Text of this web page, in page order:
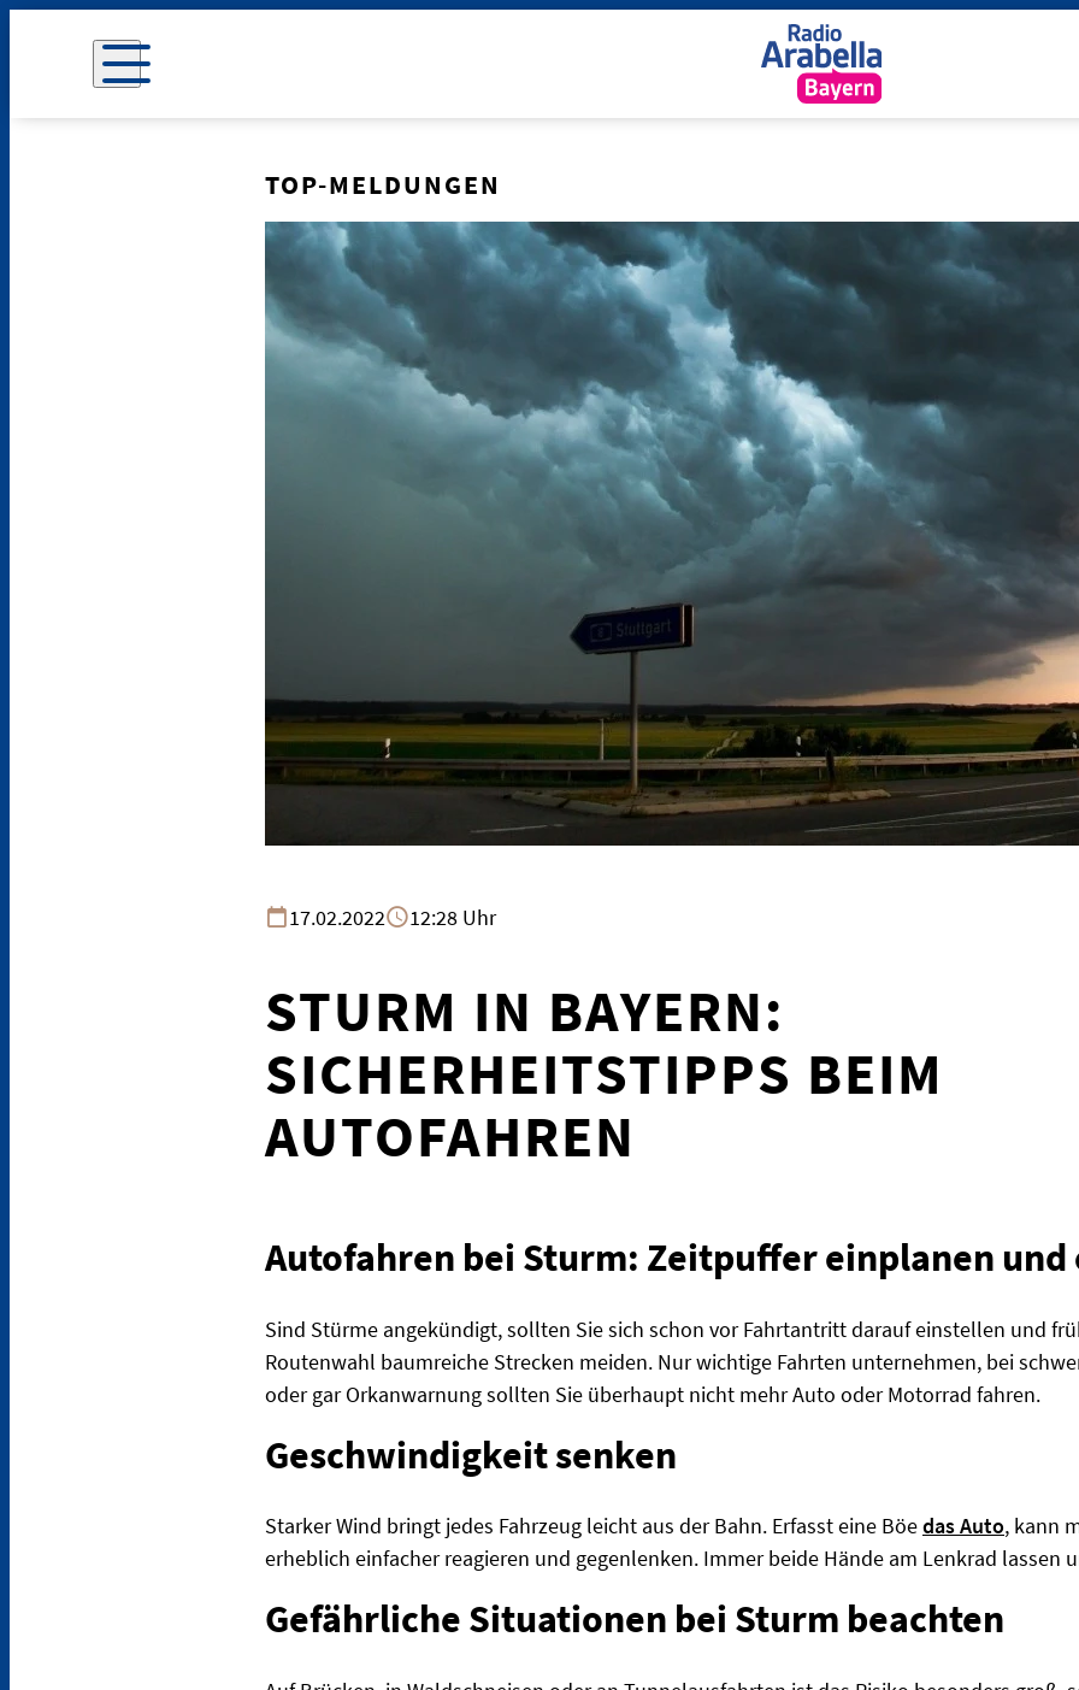
TOP-MELDUNGEN
17.02.2022 12:28 Uhr
STURM IN BAYERN:
SICHERHEITSTIPPS BEIM
AUTOFAHREN
Autofahren bei Sturm: Zeitpuffer einplanen und
Sind Stürme angekündigt, sollten Sie sich schon vor Fahrtantritt darauf einstellen und
Routenwahl baumreiche Strecken meiden. Nur wichtige Fahrten unternehmen, bei
oder gar Orkanwarnung sollten Sie überhaupt nicht mehr Auto oder Motorrad fahren.
Geschwindigkeit senken
Starker Wind bringt jedes Fahrzeug leicht aus der Bahn. Erfasst eine Böedas Auto, kann
erheblich einfacher reagieren und gegenlenken. Immer beide Hände am Lenkrad lassen
Gefährliche Situationen bei Sturm beachten